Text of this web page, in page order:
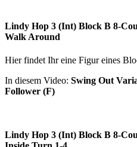
Lindy Hop 3 (Int) Block B 8-
Walk Around
Hier findet Ihr eine Figur eines
In diesem Video: Swing Out
Follower (F)
Lindy Hop 3 (Int) Block B 8-